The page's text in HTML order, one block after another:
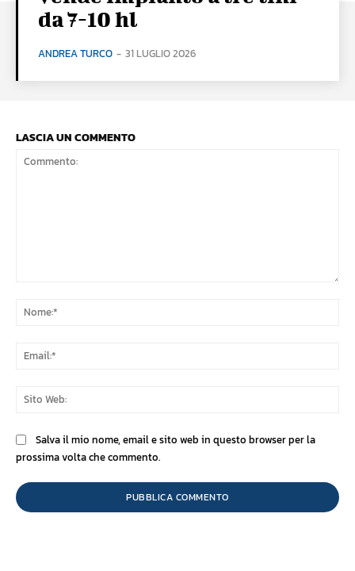
da 7-10 hl
ANDREA TURCO - 31 LUGLIO 2026
LASCIA UN COMMENTO
Salva il mio nome, email e sito web in questo browser per la
prossima volta che commento.